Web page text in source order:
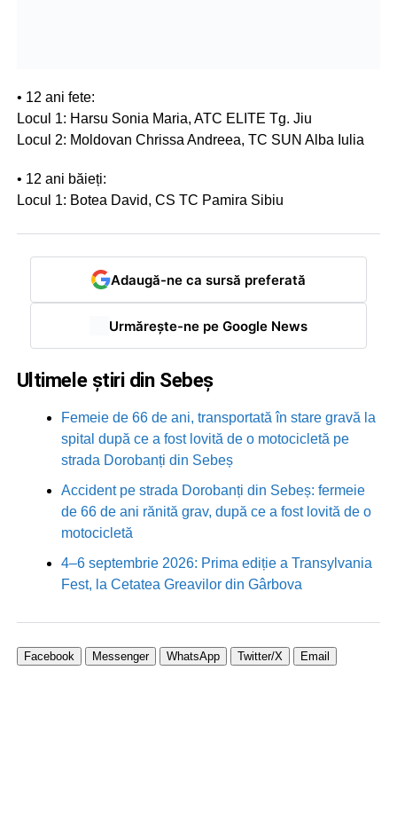
• 12 ani fete:
Locul 1: Harsu Sonia Maria, ATC ELITE Tg. Jiu
Locul 2: Moldovan Chrissa Andreea, TC SUN Alba Iulia
• 12 ani băieți:
Locul 1: Botea David, CS TC Pamira Sibiu
Adaugă-ne ca sursă preferată
Urmărește-ne pe Google News
Ultimele știri din Sebeș
Femeie de 66 de ani, transportată în stare gravă la
spital după ce a fost lovită de o motocicletă pe
strada Dorobanți din Sebeș
Accident pe strada Dorobanți din Sebeș: fermeie
de 66 de ani rănită grav, după ce a fost lovită de o
motocicletă
4–6 septembrie 2026: Prima ediție a Transylvania
Fest, la Cetatea Greavilor din Gârbova
Facebook Messenger WhatsApp Twitter/X Email